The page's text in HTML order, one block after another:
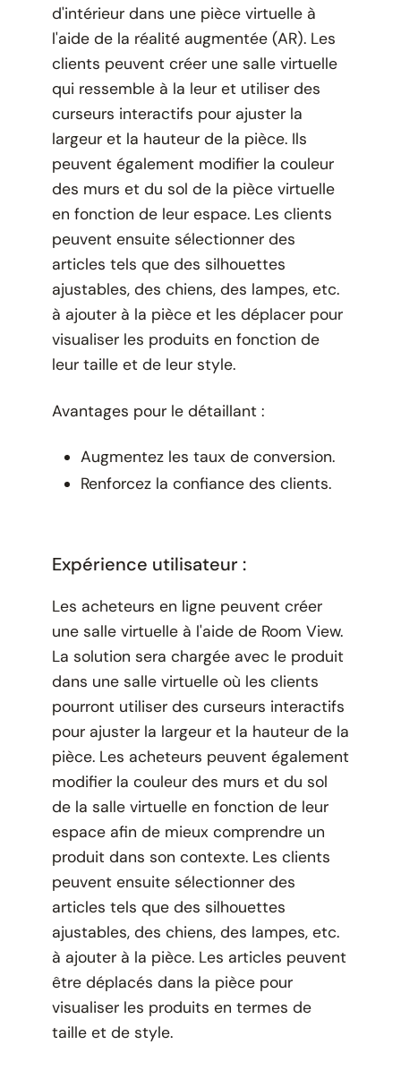
d'intérieur dans une pièce virtuelle à
l'aide de la réalité augmentée (AR). Les
clients peuvent créer une salle virtuelle
qui ressemble à la leur et utiliser des
curseurs interactifs pour ajuster la
largeur et la hauteur de la pièce. Ils
peuvent également modifier la couleur
des murs et du sol de la pièce virtuelle
en fonction de leur espace. Les clients
peuvent ensuite sélectionner des
articles tels que des silhouettes
ajustables, des chiens, des lampes, etc.
à ajouter à la pièce et les déplacer pour
visualiser les produits en fonction de
leur taille et de leur style.
Avantages pour le détaillant :
Augmentez les taux de conversion.
Renforcez la confiance des clients.
Expérience utilisateur :
Les acheteurs en ligne peuvent créer
une salle virtuelle à l'aide de Room View.
La solution sera chargée avec le produit
dans une salle virtuelle où les clients
pourront utiliser des curseurs interactifs
pour ajuster la largeur et la hauteur de la
pièce. Les acheteurs peuvent également
modifier la couleur des murs et du sol
de la salle virtuelle en fonction de leur
espace afin de mieux comprendre un
produit dans son contexte. Les clients
peuvent ensuite sélectionner des
articles tels que des silhouettes
ajustables, des chiens, des lampes, etc.
à ajouter à la pièce. Les articles peuvent
être déplacés dans la pièce pour
visualiser les produits en termes de
taille et de style.